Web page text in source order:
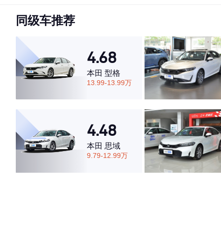
·外观表现较为优秀，优于65%同级车
·空间表现一般，低于60%同级车
同级车推荐
4.68
本田 型格
13.99-13.99万
4.48
本田 思域
9.79-12.99万